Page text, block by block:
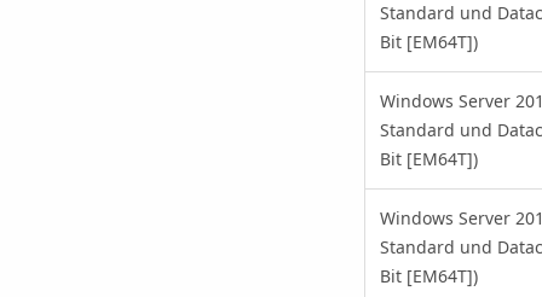
Standard und
Bit [EM64T])
Windows Server
Standard und
Bit [EM64T])
Windows Server
Standard und
Bit [EM64T])